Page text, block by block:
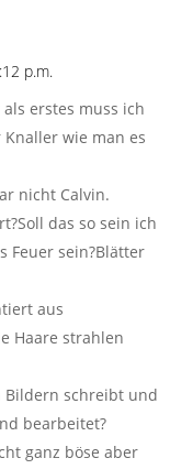
p.m.
erstes muss ich
wie man es
nicht Calvin.
das so sein ich
Feuer sein?Blätter
aus
Haare strahlen
Bildern schreibt und
bearbeitet?
ganz böse aber